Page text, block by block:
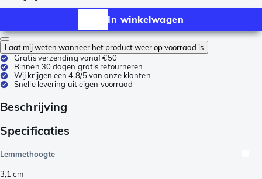
In winkelwagen
Laat mij weten wanneer het product weer op voorraad is
Gratis verzending vanaf €50
Binnen 30 dagen gratis retourneren
Wij krijgen een 4,8/5 van onze klanten
Snelle levering uit eigen voorraad
Beschrijving
Specificaties
Lemmethoogte
3,1 cm